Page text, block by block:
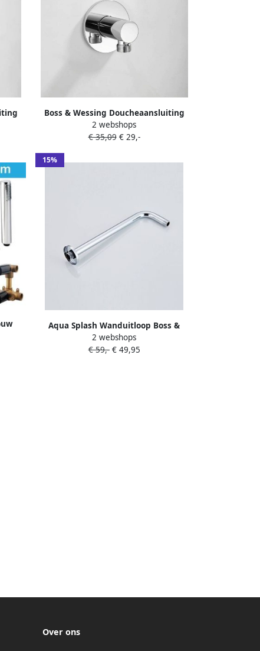
Boss & Wessing Doucheaansluiting
Wand BWS Plus Chroom
2 webshops
€ 35,09€ 29,-
15%
Aqua Splash Wanduitloop Boss &
Wessing Talpa 1 2&apos;&apos;
Aansluiting 35 cm Messing Chroom
2 webshops
€ 59,-€ 49,95
Over ons